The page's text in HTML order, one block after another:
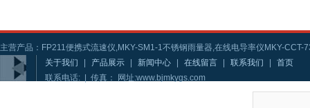
主营产品：FP211便携式流速仪,MKY-SM1-1不锈钢雨量器,在线电导率仪MKY-CCT-
关于我们
产品展示 新闻中心 在线留言 联系我们
首页
联系电话: | 传真： 网址:www.bjmkygs.com